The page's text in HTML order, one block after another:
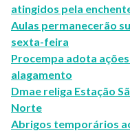
atingidos pela
Aulas permanecerão
sexta-feira
Procempa adota
alagamento
Dmae religa Estação
Norte
Abrigos temporários